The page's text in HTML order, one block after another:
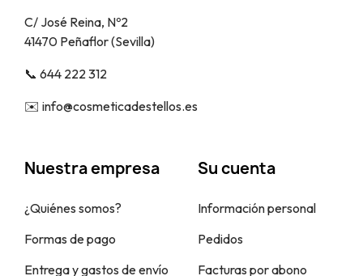
C/ José Reina, Nº2
41470 Peñaflor (Sevilla)
📞​ 644 222 312
✉️​ info@cosmeticadestellos.es
Nuestra empresa
¿Quiénes somos?
Formas de pago
Entrega y gastos de envío
Su cuenta
Información personal
Pedidos
Facturas por abono